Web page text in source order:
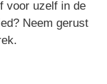
voor uzelf in de
Neem gerust